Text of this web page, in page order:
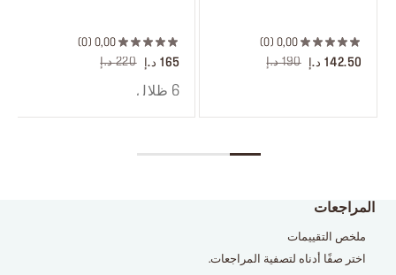
0,00
0
220 د.إ 165 د.إ
6 ظلال
0,00
0
190 د.إ 142.50 د.إ
المراجعات
ملخص التقييمات
اختر صفًا أدناه لتصفية المراجعات.